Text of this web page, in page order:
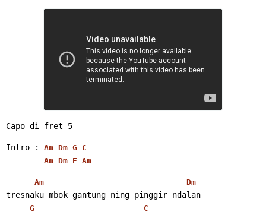
Capo di fret 5
Intro : Am Dm G C
Am Dm E Am
Am Dm
tresnaku mbok gantung ning pinggir ndalan
G C